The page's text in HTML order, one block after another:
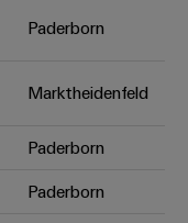
Digital
neuen Niveau
schnell
Paderborn
Marktheidenfeld
Paderborn
Paderborn